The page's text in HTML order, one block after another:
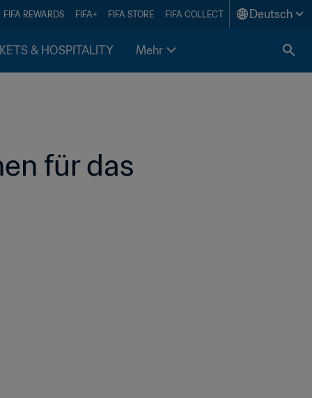
FIFA REWARDS FIFA+ FIFA STORE FIFA COLLECT Deutsch
& HOSPITALITY Mehr
für das